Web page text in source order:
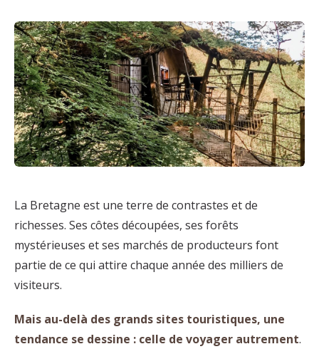
La Bretagne est une terre de contrastes et de
richesses. Ses côtes découpées, ses forêts
mystérieuses et ses marchés de producteurs font
partie de ce qui attire chaque année des milliers de
visiteurs.
Mais au-delà des grands sites touristiques, une
tendance se dessine : celle de voyager autrement.